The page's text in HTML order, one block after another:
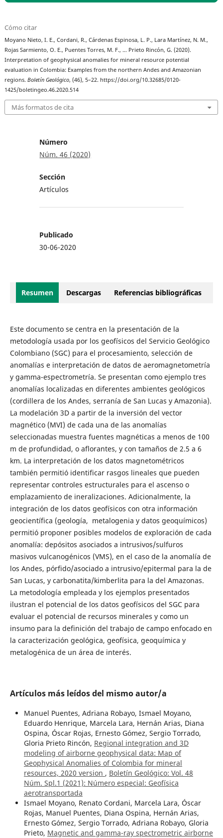
Cómo citar
Moyano Nieto, I. E., Cordani, R., Cárdenas Espinosa, L. P., Lara Martínez, N. M.,
Rojas Sarmiento, O. E., Puentes Torres, M. F., … Prieto Rincón, G. (2020).
Interpretation of geophysical anomalies for mineral resource potential
evaluation in Colombia: Examples from the northern Andes and Amazonian
regions.Boletín Geológico, (46), 5–22. https://doi.org/10.32685/0120-
1425/boletingeo.46.2020.514
Más formatos de cita
Número
Núm. 46 (2020)
Sección
Artículos
Publicado
30-06-2020
Resumen Descargas Referencias bibliográficas
Este documento se centra en la presentación de la
metodología usada por los geofísicos del Servicio Geológico
Colombiano (SGC) para el procesamiento, selección de
anomalías e interpretación de datos de aeromagnetometría
y gamma-espectrometría. Se presentan como ejemplo tres
anomalías localizadas en diferentes ambientes geológicos
(cordillera de los Andes, serranía de San Lucas y Amazonia).
La modelación 3D a partir de la inversión del vector
magnético (MVI) de cada una de las anomalías
seleccionadas muestra fuentes magnéticas a menos de 100
m de profundidad, o aflorantes, y con tamaños de 2.5 a 6
km. La interpretación de los datos magnetométricos
también permitió identificar rasgos lineales que pueden
representar controles estructurales para el ascenso o
emplazamiento de ineralizaciones. Adicionalmente, la
integración de los datos geofísicos con otra información
geocientífica (geología, metalogenia y datos geoquímicos)
permitió proponer posibles modelos de exploración de cada
anomalía: depósitos asociados a intrusivos/sulfuros
masivos vulcanogénicos (VMS), en el caso de la anomalía de
los Andes, pórfido/asociado a intrusivo/epitermal para la de
San Lucas, y carbonatita/kimberlita para la del Amazonas.
La metodología empleada y los ejemplos presentados
ilustran el potencial de los datos geofísicos del SGC para
evaluar el potencial de recursos minerales y como un
insumo para la definición del trabajo de campo enfocado en
la caracterización geológica, geofísica, geoquímica y
metalogénica de un área de interés.
Artículos más leídos del mismo autor/a
Manuel Puentes, Adriana Robayo, Ismael Moyano,
Eduardo Henrique, Marcela Lara, Hernán Arias, Diana
Ospina, Óscar Rojas, Ernesto Gómez, Sergio Torrado,
Gloria Prieto Rincón, Regional integration and 3D
modeling of airborne geophysical data: Map of
Geophysical Anomalies of Colombia for mineral
resources, 2020 version , Boletín Geológico: Vol. 48
Núm. Spl.1 (2021): Número especial: Geofísica
aerotransportada
Ismael Moyano, Renato Cordani, Marcela Lara, Óscar
Rojas, Manuel Puentes, Diana Ospina, Hernán Arias,
Ernesto Gómez, Sergio Torrado, Adriana Robayo, Gloria
Prieto, Magnetic and gamma-ray spectrometric airborne